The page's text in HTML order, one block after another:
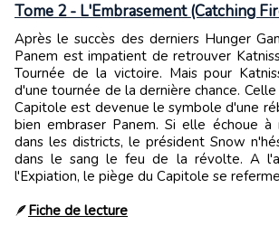
Tome 2 - L'Embrasement (Catching
Après le succès des derniers Hunger Games, le peuple de
Panem est impatient de retrouver
Tournée de la victoire. Mais pour
d'une tournée de la dernière chance.
Capitole est devenue le symbole d'une
bien embraser Panem. Si elle échoue à
dans les districts, le président Snow
dans le sang le feu de la révolte. A
l'Expiation, le piège du Capitole se
🪶Fiche de lecture